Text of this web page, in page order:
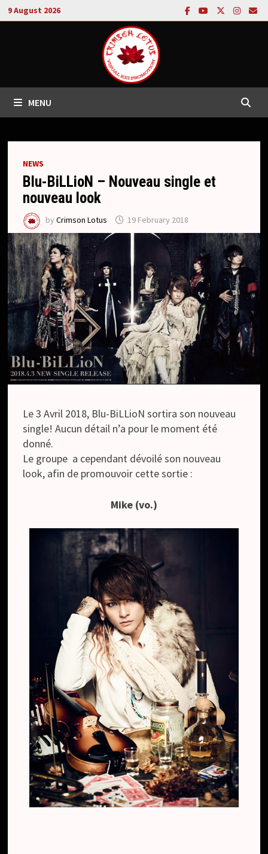
Skip
to
9 August 2026
MENU
NEWS
Blu-BiLLioN – Nouveau single et
nouveau look
byCrimson Lotus 19 February 2018
Le 3 Avril 2018, Blu-BiLLioN sortira son nouveau
single! Aucun détail n’a pour le moment été
donné.
Le groupe a cependant dévoilé son nouveau
look, afin de promouvoir cette sortie :
Mike (vo.)